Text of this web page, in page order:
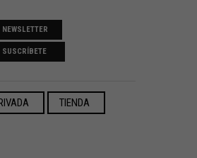
NEWSLETTER
SUSCRÍBETE
TIENDA